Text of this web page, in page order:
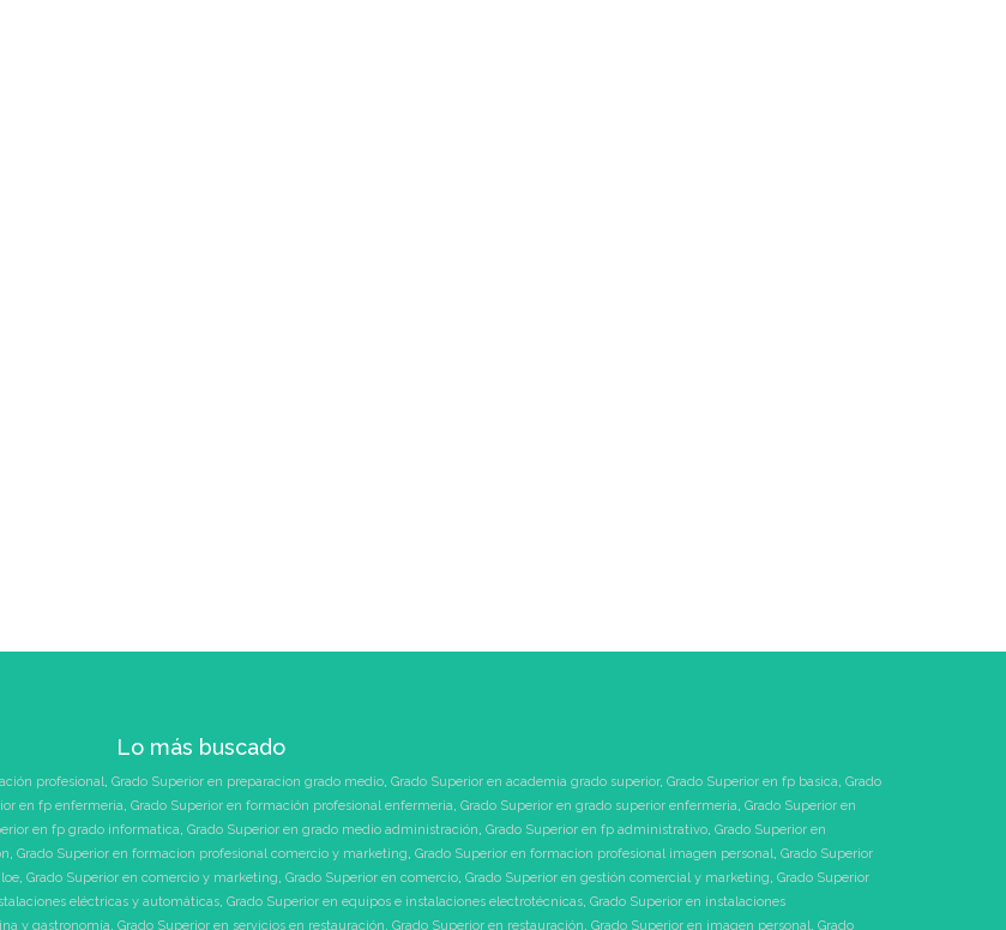
Lo más buscado
profesional, Grado Superior en preparacion grado medio, Grado Superior en academia grado superior, Grado Superior en fp basica, Grado
en fp enfermeria, Grado Superior en formación profesional enfermeria, Grado Superior en grado superior enfermeria, Grado Superior en
en fp grado informatica, Grado Superior en grado medio administración, Grado Superior en fp administrativo, Grado Superior en
, Grado Superior en formacion profesional comercio y marketing, Grado Superior en formacion profesional imagen personal, Grado Superior
, Grado Superior en comercio y marketing, Grado Superior en comercio, Grado Superior en gestión comercial y marketing, Grado Superior
eléctricas y automáticas, Grado Superior en equipos e instalaciones electrotécnicas, Grado Superior en instalaciones
y gastronomía, Grado Superior en servicios en restauración, Grado Superior en restauración, Grado Superior en imagen personal, Grado